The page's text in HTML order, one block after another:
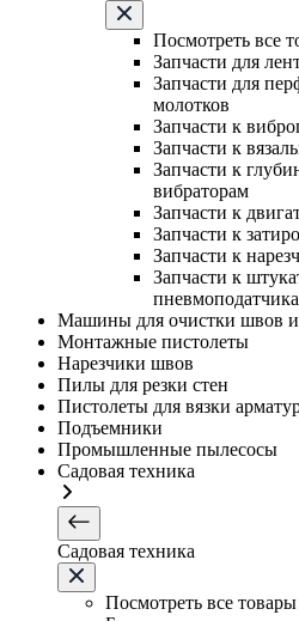
Посмотреть все
Запчасти для
Запчасти для
молотков
Запчасти к
Запчасти к
Запчасти к
вибраторам
Запчасти к
Запчасти к
Запчасти к
Запчасти к
Машины для очистки швов
Монтажные пистолеты
Нарезчики швов
Пилы для резки стен
Пистолеты для вязки
Подъемники
Промышленные пылесосы
Садовая техника
Садовая техника
Посмотреть все товары